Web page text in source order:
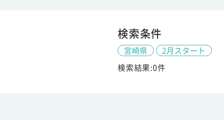
検索条件
宮崎県
2月スタート
検索結果:0件